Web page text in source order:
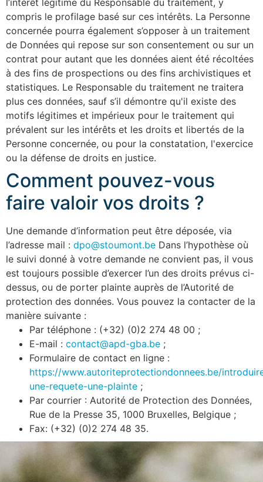
l’intérêt légitime du Responsable du traitement, y
compris le profilage basé sur ces intérêts. La Personne
concernée pourra également s’opposer à un traitement
de Données qui repose sur son consentement ou sur un
contrat pour autant que les données aient été récoltées
à des fins de prospections ou des fins archivistiques et
statistiques. Le Responsable du traitement ne traitera
plus ces données, sauf s’il démontre qu'il existe des
motifs légitimes et impérieux pour le traitement qui
prévalent sur les intérêts et les droits et libertés de la
Personne concernée, ou pour la constatation, l'exercice
ou la défense de droits en justice.
Comment pouvez-vous
faire valoir vos droits ?
Une demande d’information peut être déposée, via
l’adresse mail : dpo@stoumont.be Dans l’hypothèse où
le suivi donné à votre demande ne convient pas, il vous
est toujours possible d’exercer l’un des droits prévus ci-
dessus, ou de porter plainte auprès de l’Autorité de
protection des données. Vous pouvez la contacter de la
manière suivante :
Par téléphone : (+32) (0)2 274 48 00 ;
E-mail : contact@apd-gba.be ;
Formulaire de contact en ligne :
https://www.autoriteprotectiondonnees.be/
une-requete-une-plainte ;
Par courrier : Autorité de Protection des Données,
Rue de la Presse 35, 1000 Bruxelles, Belgique ;
Fax: (+32) (0)2 274 48 35.